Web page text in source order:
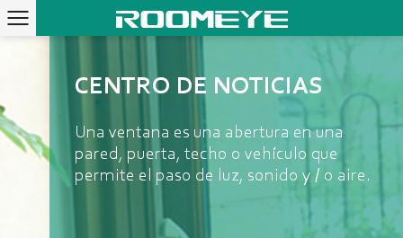
CENTRO DE NOTICIAS
Una ventana es una abertura en una
pared, puerta, techo o vehículo que
permite el paso de luz, sonido y / o aire.